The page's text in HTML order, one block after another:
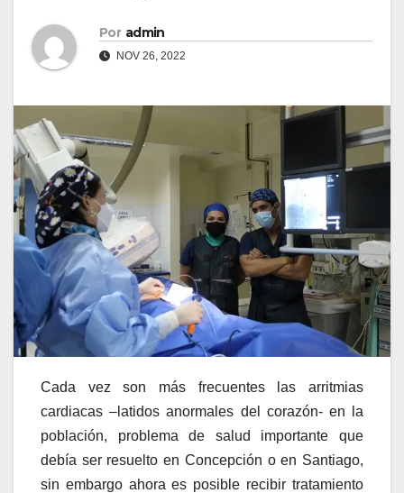
Por admin
NOV 26, 2022
Cada vez son más frecuentes las arritmias
cardiacas –latidos anormales del corazón- en la
población, problema de salud importante que
debía ser resuelto en Concepción o en Santiago,
sin embargo ahora es posible recibir tratamiento